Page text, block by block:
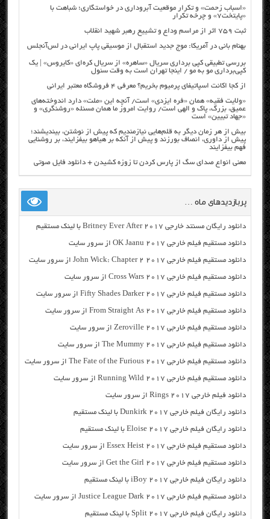
«اسباب زحمت» و تکرار موقعیت آبروداری در خواستگاری؛ شباهت با
«پایتخت۷» و چرخه تکرار
ثبت ۷۵۹ اثر از مراسم وداع و تشییع رهبر شهید انقلاب
بهنام بانی در آمریکا: موج جدید استقبال از موسیقی پاپ ایرانی در لس‌آنجلس
بررسی تطبیقی کپی برداری سریال «ساهره» از سریال کره‌ای «کایروس» | یک
کپی‌برداری مو به مو / اینجا تهران است به وقت سئول
از کجا اکانت اسپاتیفای پرمیوم بخریم؟ معرفی ۴ فروشگاه معتبر ایرانی
«ولایت فقیه» همان «فره ایزدی» است/ آنچه این «ملت» دارد اندوخته‌های
عمیق، بزرگ، پاک و الهی است/ روایت امروز ما همان مسئله «روشنگری» و
«جهاد تبیین» است
بیش از هر زمان دیگر به قلم‌هایی نیازمندیم که پیش از نوشتن، بیندیشند؛
پیش از داوری، انصاف بورزند و پیش از آنکه بر هیاهو بیفزایند، بر روشنایی
فهم بیفزایند
معنی انواع صدای سگ از پارس کردن تا زوزه کشیدن + دانلود فایل صوتی
پربازدیدهای ماه …
دانلود رایگان مسنتد خارجی Britney Ever After 2017 با لینک مستقیم
دانلود مستقیم فیلم خارجی OK Jaanu 2017 از سرور سایت
دانلود مستقیم فیلم خارجی John Wick: Chapter 2 2017 از سرور سایت
دانلود مستقیم فیلم خارجی Cross Wars 2017 از سرور سایت
دانلود مستقیم فیلم خارجی Fifty Shades Darker 2017 از سرور سایت
دانلود مستقیم فیلم خارجی From Straight As 2017 از سرور سایت
دانلود مستقیم فیلم خارجی Zeroville 2017 از سرور سایت
دانلود مستقیم فیلم خارجی The Mummy 2017 از سرور سایت
دانلود مستقیم فیلم خارجی The Fate of the Furious 2017 از سرور سایت
دانلود مستقیم فیلم خارجی Running Wild 2017 از سرور سایت
دانلود فیلم خارجی Rings 2017 از سرور سایت
دانلود رایگان فیلم خارجی Dunkirk 2017 با لینک مستقیم
دانلود رایگان فیلم خارجی Eloise 2017 با لینک مستقیم
دانلود مستقیم فیلم خارجی Essex Heist 2017 از سرور سایت
دانلود مستقیم فیلم خارجی Get the Girl 2017 از سرور سایت
دانلود رایگان فیلم خارجی iBoy 2017 با لینک مستقیم
دانلود مستقیم فیلم خارجی Justice League Dark 2017 از سرور سایت
دانلود رایگان فیلم خارجی Split 2017 با لینک مستقیم